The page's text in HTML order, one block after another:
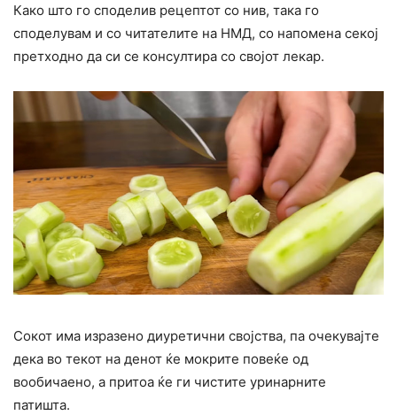
Како што го споделив рецептот со нив, така го
споделувам и со читателите на НМД, со напомена секој
претходно да си се конcyлтира со својот лекар.
Сокот има изразено диуретични својства, па очекувајте
дека во текот на денот ќе мокрите повеќе од
вообичаено, а притоа ќе ги чистите уpинарните
патишта.